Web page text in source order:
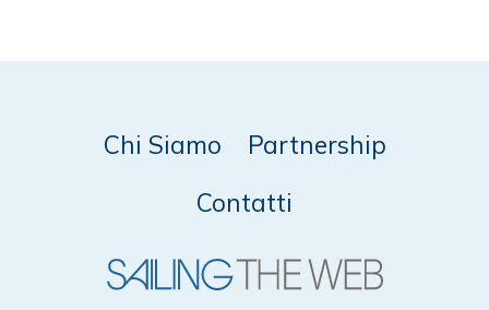
Chi Siamo
Partnership
Contatti